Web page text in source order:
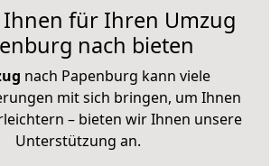
Ihnen für Ihren Umzug
nach bieten
nach Papenburg kann viele
mit sich bringen, um Ihnen
– bieten wir Ihnen unsere
Unterstützung an.